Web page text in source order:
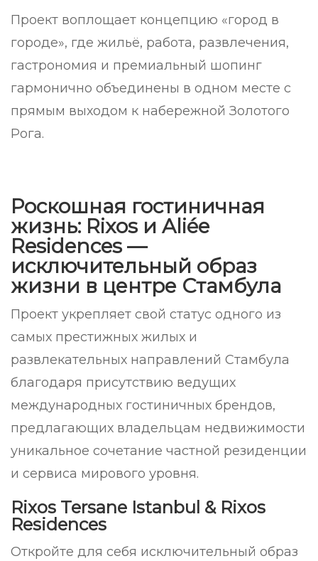
Проект воплощает концепцию «город в
городе», где жильё, работа, развлечения,
гастрономия и премиальный шопинг
гармонично объединены в одном месте с
прямым выходом к набережной Золотого
Рога.
Роскошная гостиничная
жизнь: Rixos и Aliée
Residences —
исключительный образ
жизни в центре Стамбула
Проект укрепляет свой статус одного из
самых престижных жилых и
развлекательных направлений Стамбула
благодаря присутствию ведущих
международных гостиничных брендов,
предлагающих владельцам недвижимости
уникальное сочетание частной резиденции
и сервиса мирового уровня.
Rixos Tersane Istanbul & Rixos
Residences
Откройте для себя исключительный образ